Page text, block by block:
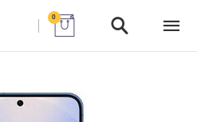
0